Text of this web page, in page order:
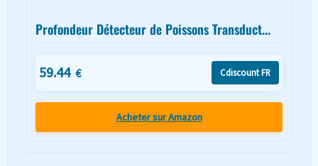
Profondeur Détecteur de Poissons Transduct...
59.44 € Cdiscount FR
Acheter sur Amazon